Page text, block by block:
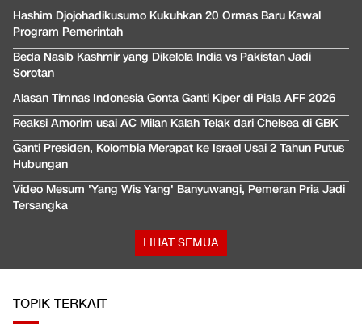
Hashim Djojohadikusumo Kukuhkan 20 Ormas Baru Kawal
Program Pemerintah
Beda Nasib Kashmir yang Dikelola India vs Pakistan Jadi
Sorotan
Alasan Timnas Indonesia Gonta Ganti Kiper di Piala AFF 2026
Reaksi Amorim usai AC Milan Kalah Telak dari Chelsea di GBK
Ganti Presiden, Kolombia Merapat ke Israel Usai 2 Tahun Putus
Hubungan
Video Mesum 'Yang Wis Yang' Banyuwangi, Pemeran Pria Jadi
Tersangka
LIHAT SEMUA
TOPIK TERKAIT